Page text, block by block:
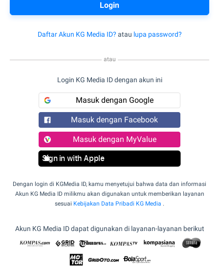
Daftar Akun KG Media ID? atau lupa password?
atau
Login KG Media ID dengan akun ini
Masuk dengan Google
Masuk dengan Facebook
Masuk dengan MyValue
Sign in with Apple
Dengan login di KGMedia ID, kamu menyetujui bahwa data dan informasi
Akun KG Media ID milikmu akan digunakan untuk memberikan layanan
sesuai Kebijakan Data Pribadi KG Media .
Akun KG Media ID dapat digunakan di layanan-layanan berikut